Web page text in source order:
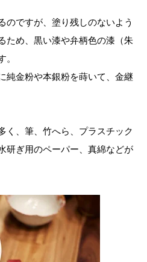
のですが、塗り残しのないよう
ため、黒い漆や弁柄色の漆（朱
。
純金粉や本銀粉を蒔いて、金継
く、筆、竹へら、プラスチック
研ぎ用のペーパー、真綿などが